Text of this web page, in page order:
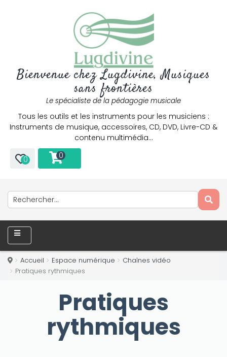
Bienvenue chez Lugdivine, Musiques
sans frontières
Le spécialiste de la pédagogie musicale
Tous les outils et les instruments pour les musiciens :
Instruments de musique, accessoires, CD, DVD, Livre-CD &
contenu multimédia…
0 0
Accueil Espace numérique
Chaînes vidéo
Pratiques rythmiques
Pratiques
rythmiques